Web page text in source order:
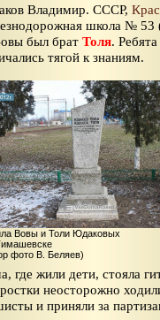
Владимир. СССР,
школа №
был брат Толя.
тягой к знаниям.
Вовы и Толи Юдаковых
фото В. Беляев)
где жили дети, стояла
неосторожно
и приняли за